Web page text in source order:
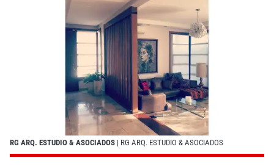
RG ARQ. ESTUDIO & ASOCIADOS | RG ARQ. ESTUDIO & ASOCIADOS